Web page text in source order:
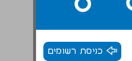
כניסת רשומים